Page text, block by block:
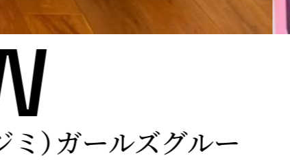
ロジェクト 第2章！